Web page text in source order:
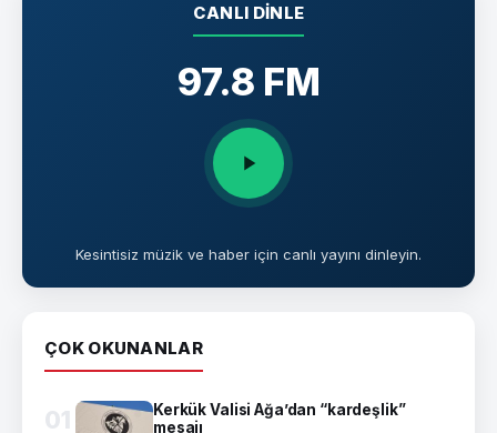
CANLI DINLE
97.8 FM
Kesintisiz müzik ve haber için canlı yayını dinleyin.
ÇOK OKUNANLAR
01
Kerkük Valisi Ağa’dan “kardeşlik”
mesajı